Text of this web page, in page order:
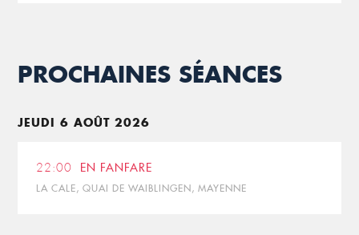
PROCHAINES SÉANCES
JEUDI 6 AOÛT 2026
22:00 EN FANFARE
LA CALE, QUAI DE WAIBLINGEN, MAYENNE